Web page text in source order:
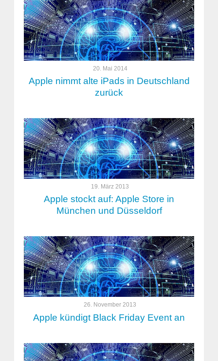
20. Mai 2014
Apple nimmt alte iPads in Deutschland
zurück
19. März 2013
Apple stockt auf: Apple Store in
München und Düsseldorf
26. November 2013
Apple kündigt Black Friday Event an